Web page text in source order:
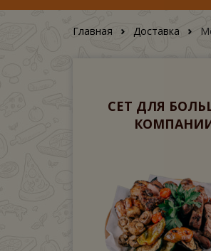
Главная Доставка
СЕТ ДЛЯ